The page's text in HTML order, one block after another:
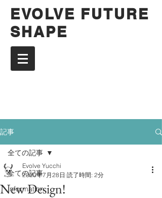
EVOLVE FUTURE
SHAPE
記事
全ての記事
Information
全ての記事
New Design!
Evolve Yucchi
2020年7月28日 読了時間: 2分